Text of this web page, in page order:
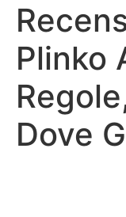
Plinko
Dove